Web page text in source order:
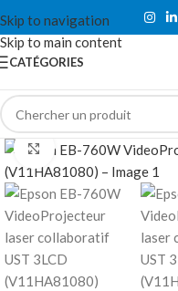
Skip to navigation
Skip to main content
CATÉGORIES
Click to enlarge